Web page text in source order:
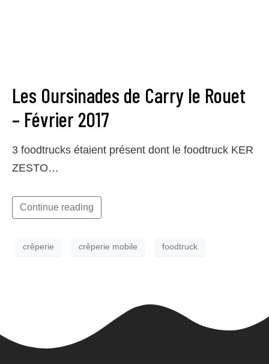
Les Oursinades de Carry le Rouet
– Février 2017
3 foodtrucks étaient présent dont le foodtruck KER
ZESTO…
Continue reading
crêperie crêperie mobile foodtruck